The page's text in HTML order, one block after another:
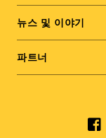
뉴스 및 이야기
파트너